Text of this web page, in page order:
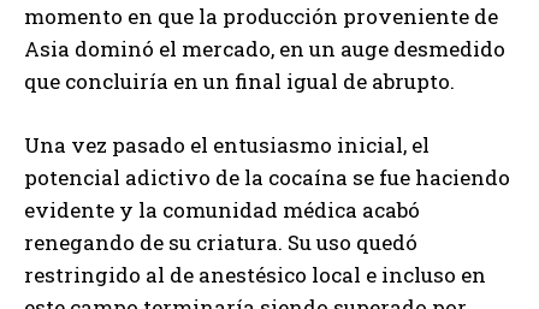
momento en que la producción proveniente de
Asia dominó el mercado, en un auge desmedido
que concluiría en un final igual de abrupto.
Una vez pasado el entusiasmo inicial, el
potencial adictivo de la cocaína se fue haciendo
evidente y la comunidad médica acabó
renegando de su criatura. Su uso quedó
restringido al de anestésico local e incluso en